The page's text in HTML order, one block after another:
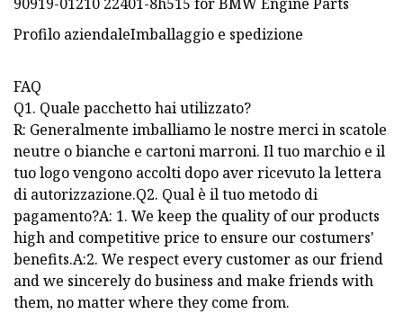
Profilo aziendaleImballaggio e spedizione
FAQ
Q1. Quale pacchetto hai utilizzato?
R: Generalmente imballiamo le nostre merci in scatole
neutre o bianche e cartoni marroni. Il tuo marchio e il
tuo logo vengono accolti dopo aver ricevuto la lettera
di autorizzazione.Q2. Qual è il tuo metodo di
pagamento?A: 1. We keep the quality of our products
high and competitive price to ensure our costumers'
benefits.A:2. We respect every customer as our friend
and we sincerely do business and make friends with
them, no matter where they come from.